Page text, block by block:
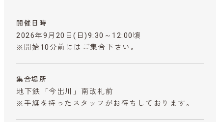
開催日時
2026年9月20日(日)9:30～12:00頃
※開始10分前にはご集合下さい。
集合場所
地下鉄「今出川」南改札前
※手旗を持ったスタッフがお待ちしております。